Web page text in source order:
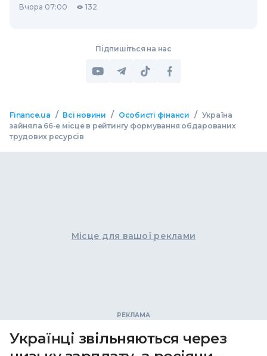
Вчора 07:00 132
Підпишіться на нас
Finance.ua / Всі новини / Особисті фінанси / Україна
зайняла 66-е місце в рейтингу формування обдарованих
трудових ресурсів
Місце для вашої реклами
Українці звільняються через